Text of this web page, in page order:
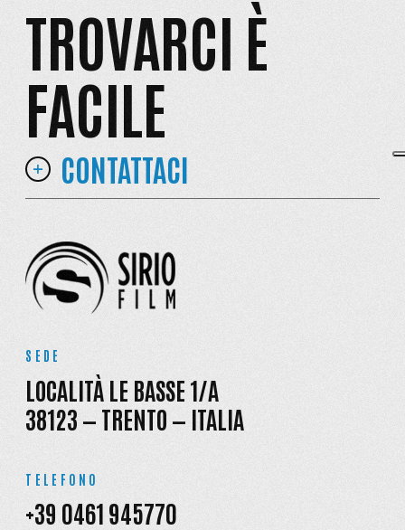
TROVARCI È
FACILE
CONTATTACI
SEDE
LOCALITÀ LE BASSE 1/A
38123 — TRENTO — ITALIA
TELEFONO
+39 0461 945770